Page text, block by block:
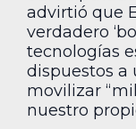
advirtió que
verdadero
tecnologías
dispuestos a
movilizar
nuestro